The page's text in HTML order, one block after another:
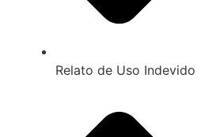
Relato de Uso Indevido